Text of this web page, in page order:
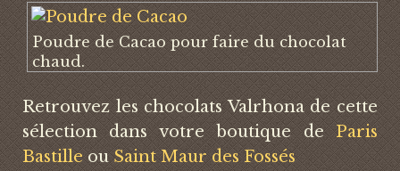
Poudre de Cacao pour faire du chocolat
chaud.
Retrouvez les chocolats Valrhona de cette
sélection dans votre boutique deParis
BastilleouSaint Maur des Fossés